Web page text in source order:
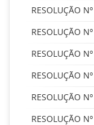
RESOLUÇÃO
RESOLUÇÃO
RESOLUÇÃO
RESOLUÇÃO
RESOLUÇÃO
RESOLUÇÃO